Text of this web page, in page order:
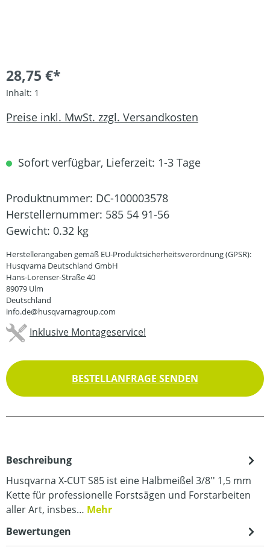
28,75 €*
Inhalt: 1
Preise inkl. MwSt. zzgl. Versandkosten
Sofort verfügbar, Lieferzeit: 1-3 Tage
Produktnummer: DC-100003578
Herstellernummer: 585 54 91-56
Gewicht: 0.32 kg
Herstellerangaben gemäß EU-Produktsicherheitsverordnung (GPSR):
Husqvarna Deutschland GmbH
Hans-Lorenser-Straße 40
89079 Ulm
Deutschland
info.de@husqvarnagroup.com
Inklusive Montageservice!
BESTELLANFRAGE SENDEN
Beschreibung
Husqvarna X-CUT S85 ist eine Halbmeißel 3/8'' 1,5 mm
Kette für professionelle Forstsägen und Forstarbeiten
aller Art, insbes… Mehr
Bewertungen